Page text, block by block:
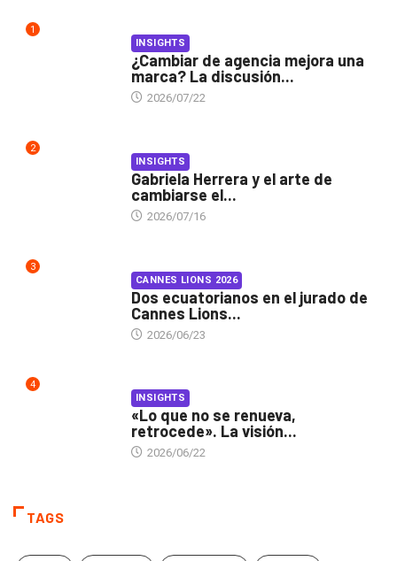
1
INSIGHTS
¿Cambiar de agencia mejora una
marca? La discusión...
2026/07/22
2
INSIGHTS
Gabriela Herrera y el arte de
cambiarse el...
2026/07/16
3
CANNES LIONS 2026
Dos ecuatorianos en el jurado de
Cannes Lions...
2026/06/23
4
INSIGHTS
«Lo que no se renueva,
retrocede». La visión...
2026/06/22
TAGS